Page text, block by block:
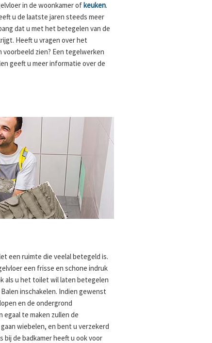
in de woonkamer of keuken.
u de laatste jaren steeds meer
dat u met het betegelen van de
Heeft u vragen over het
zien? Een tegelwerken
geeft u meer informatie over de
een ruimte die veelal betegeld is.
een frisse en schone indruk
als u het toilet wil laten betegelen
inschakelen. Indien gewenst
en de ondergrond
egaal te maken zullen de
wiebelen, en bent u verzekerd
bij de badkamer heeft u ook voor